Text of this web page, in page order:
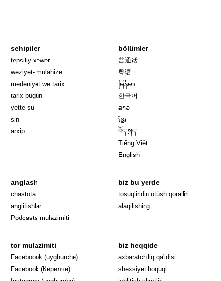
sehipiler
tepsiliy xewer
weziyet- mulahize
medeniyet we tarix
tarix-bügün
yette su
sin
arxip
bölümler
普通话
粤语
မြန်မာ
한국어
ລາວ
ខ្មែរ
བོད་སྐད།
Tiếng Việt
English
anglash
chastota
anglitishlar
Podcasts mulazimiti
biz bu yerde
tosuqliridin ötüsh qoralliri
alaqilishing
tor mulazimiti
Faceboook (uyghurche) Opens in new window
Facebook (Кирилчә) Opens in new window
Opens in new window
biz heqqide
axbaratchiliq qa'idisi
shexsiyet hoquqi